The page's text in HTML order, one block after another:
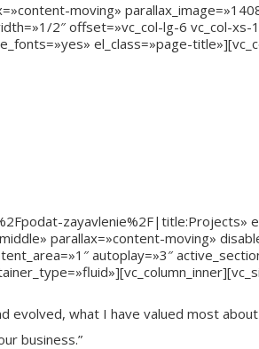
moving»
2″ offset=»vc_col-lg-6 vc_col-
el_class=»page-
zayavlenie%2F|title:Projects»
parallax=»content-moving»
autoplay=»3″
evolved, what I have valued most about
business.”